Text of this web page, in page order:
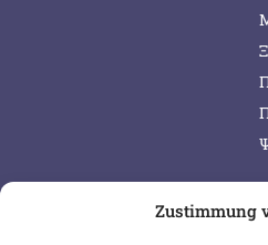
Zustimmung
SERVICE & INFOS